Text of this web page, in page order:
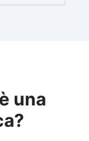
una